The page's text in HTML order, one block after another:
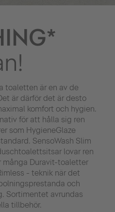
toaletten är en av de
är därför det är desto
komfort och hygien.
för att hålla sig ren
som HygieneGlaze
SensoWash Slim
lovar ren
många Duravit-toaletter
- teknik när det
och
Sortimentet avrundas
tillbehör.